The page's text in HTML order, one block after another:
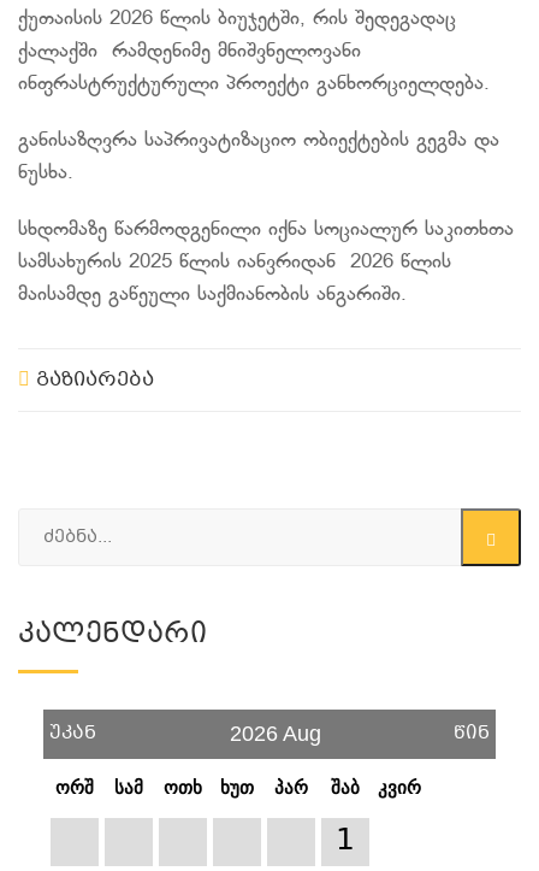
ქუთაისის 2026 წლის ბიუჯეტში, რის შედეგადაც
ქალაქში რამდენიმე მნიშვნელოვანი
ინფრასტრუქტურული პროექტი განხორციელდება.
განისაზღვრა საპრივატიზაციო ობიექტების გეგმა და
ნუსხა.
სხდომაზე წარმოდგენილი იქნა სოციალურ საკითხთა
სამსახურის 2025 წლის იანვრიდან 2026 წლის
მაისამდე გაწეული საქმიანობის ანგარიში.
გაზიარება
Კალენდარი
უკან 2026 Aug წინ
ორშ სამ ოთხ ხუთ პარ შაბ კვირ
1